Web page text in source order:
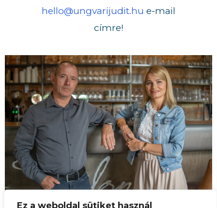
Ez a weboldal sütiket használ
hello@ungvarijudit.hu e-mail
címre!